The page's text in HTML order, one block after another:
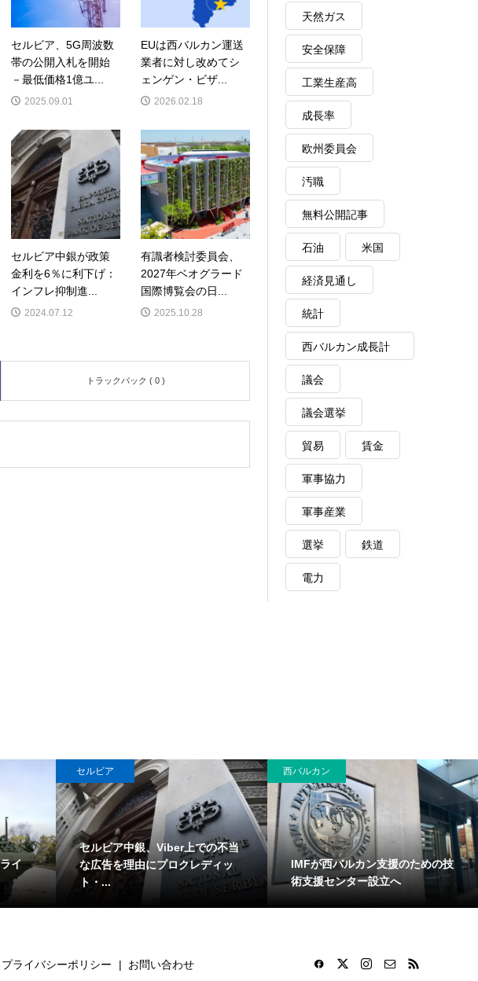
セルビア、5G周波数
帯の公開入札を開始
－最低価格1億ユ...
2025.09.01
EUは西バルカン運送
業者に対し改めてシ
ェンゲン・ビザ...
2026.02.18
セルビア中銀が政策
金利を6％に利下げ：
インフレ抑制進...
2024.07.12
有識者検討委員会、
2027年ベオグラード
国際博覧会の日...
2025.10.28
トラックバック ( 0 )
天然ガス
安全保障
工業生産高
成長率
欧州委員会
汚職
無料公開記事
石油 米国
経済見通し
統計
西バルカン成長計
画
議会
議会選挙
貿易 賃金
軍事協力
軍事産業
選挙 鉄道
電力
イ
セルビア
セルビア中銀、Viber上での不当
な広告を理由にプロクレディッ
ト・...
西バルカン
IMFが西バルカン支援のための技
術支援センター設立へ
プライバシーポリシー お問い合わせ